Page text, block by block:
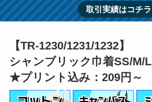
取引実績はコチラ
【TR-1230/1231/1232】
シャンブリック巾着SS/M/L
★プリント込み：209円～